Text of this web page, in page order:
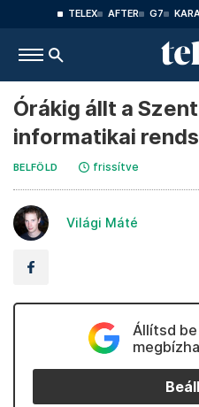
TELEX AFTER G7
Órákig állt a
informatikai
BELFÖLD frissítve
Világi Máté
Állítsd